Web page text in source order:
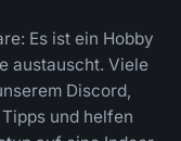
Es ist ein Hobby
austauscht. Viele
Discord,
und helfen